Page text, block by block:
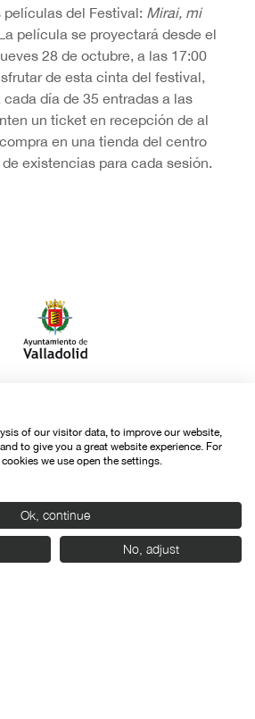
películas del Festival: Mirai, mi
La película se proyectará desde el
28 de octubre, a las 17:00
de esta cinta del festival,
cada día de 35 entradas a las
un ticket en recepción de al
en una tienda del centro
existencias para cada sesión.
of our visitor data, to improve our website,
to give you a great website experience. For
we use open the settings.
Ok, continue
No, adjust